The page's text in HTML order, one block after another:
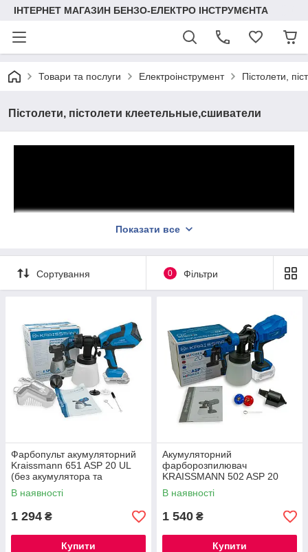
ІНТЕРНЕТ МАГАЗИН БЕНЗО-ЕЛЕКТРО ІНСТРУМЄНТА
Товари та послуги Електроінструмент Пістолети,
Пістолети, пістолети клеетельные,сшиватели
Показати все
Сортування 0 Фільтри
Фарбопульт акумуляторний
Kraissmann 651 ASP 20 UL
(без акумулятора та
зарядного) ®
В наявності
1 294 ₴
Купити
Акумуляторний
фарборозпилювач
KRAISSMANN 502 ASP 20
(без АКБ та ЗУ) ®
В наявності
1 540 ₴
Купити